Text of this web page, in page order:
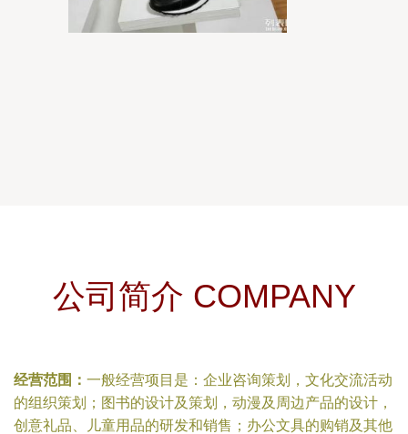
公司简介 COMPANY
经营范围： 一般经营项目是：企业咨询策划，文化交流活动
的组织策划；图书的设计及策划，动漫及周边产品的设计，
创意礼品、儿童用品的研发和销售；办公文具的购销及其他